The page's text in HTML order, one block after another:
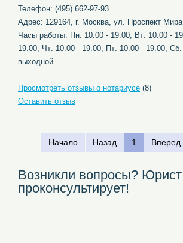
Телефон: (495) 662-97-93
Адрес: 129164, г. Москва, ул. Проспект
Часы работы: Пн: 10:00 - 19:00; Вт: 10:00 -
19:00; Чт: 10:00 - 19:00; Пт: 10:00 - 19:00;
выходной
Просмотреть отзывы о нотариусе (8)
Оставить отзыв
Начало Назад 1 Вперед
Возникли вопросы?
проконсультирует!